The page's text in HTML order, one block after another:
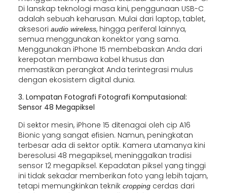
Di lanskap teknologi masa kini, penggunaan USB-C
adalah sebuah keharusan. Mulai dari laptop, tablet,
aksesori audio wireless, hingga periferal lainnya,
semua menggunakan konektor yang sama.
Menggunakan iPhone 15 membebaskan Anda dari
kerepotan membawa kabel khusus dan
memastikan perangkat Anda terintegrasi mulus
dengan ekosistem digital dunia.
3. Lompatan Fotografi Fotografi Komputasional:
Sensor 48 Megapiksel
Di sektor mesin, iPhone 15 ditenagai oleh cip A16
Bionic yang sangat efisien. Namun, peningkatan
terbesar ada di sektor optik. Kamera utamanya kini
beresolusi 48 megapiksel, meninggalkan tradisi
sensor 12 megapiksel. Kepadatan piksel yang tinggi
ini tidak sekadar memberikan foto yang lebih tajam,
tetapi memungkinkan teknik croppingcerdas dari